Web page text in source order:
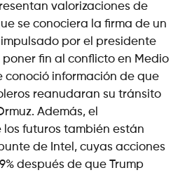
valorizaciones de
se conociera la firma de un
por el presidente
fin al conflicto en Medio
conoció información de que
reanudaran su tránsito
Además, el
futuros también están
de Intel, cuyas acciones
después de que Trump